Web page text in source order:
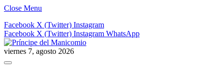
Close Menu
Facebook X (Twitter) Instagram
Facebook X (Twitter) Instagram WhatsApp
viernes 7, agosto 2026